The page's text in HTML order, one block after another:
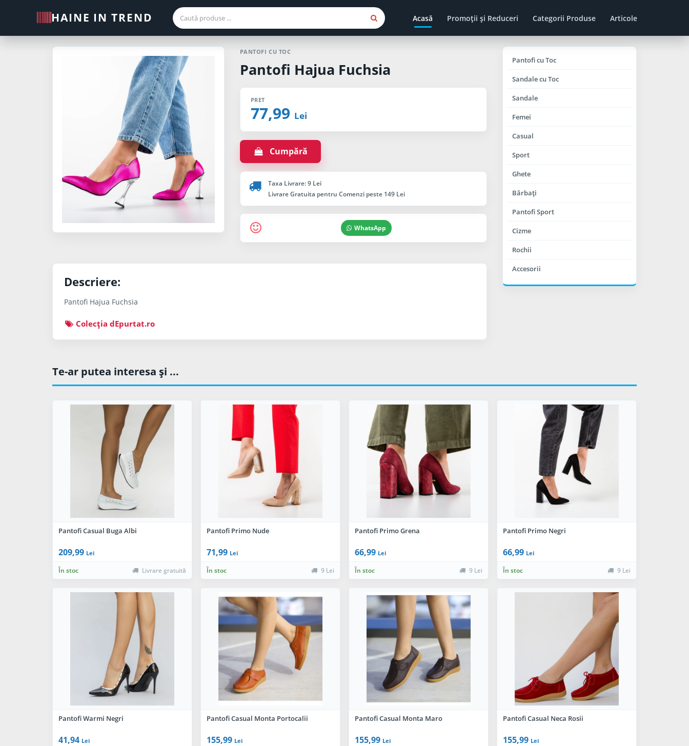
HAINE IN TREND Acasă Promoţii şi Reduceri Categorii Produse Articole
PANTOFI CU TOC
Pantofi Hajua Fuchsia
PRET
77,99 Lei
Cumpără
Taxa Livrare: 9 Lei
Livrare Gratuita pentru Comenzi peste 149 Lei
WhatsApp
Descriere:
Pantofi Hajua Fuchsia
Colecţia dEpurtat.ro
Pantofi cu Toc
Sandale cu Toc
Sandale
Femei
Casual
Sport
Ghete
Bărbaţi
Pantofi Sport
Cizme
Rochii
Accesorii
Te-ar putea interesa şi ...
Pantofi Casual Buga Albi
209,99 Lei
În stoc Livrare gratuită
Pantofi Primo Nude
71,99 Lei
În stoc 9 Lei
Pantofi Primo Grena
66,99 Lei
În stoc 9 Lei
Pantofi Primo Negri
66,99 Lei
În stoc 9 Lei
Pantofi Warmi Negri
41,94 Lei
Pantofi Casual Monta Portocalii
155,99 Lei
Pantofi Casual Monta Maro
155,99 Lei
Pantofi Casual Neca Rosii
155,99 Lei